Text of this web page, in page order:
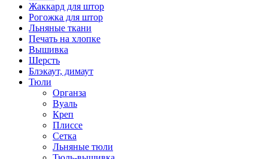
Жаккард для штор
Рогожка для штор
Льняные ткани
Печать на хлопке
Вышивка
Шерсть
Блэкаут, димаут
Тюли
Органза
Вуаль
Креп
Плиссе
Сетка
Льняные тюли